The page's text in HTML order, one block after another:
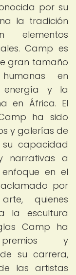
por su
la tradición
elementos
Camp es
gran tamaño
en
energía y la
en África. El
ha sido
y galerías de
capacidad
narrativas a
en el
por
quienes
la escultura
Camp ha
y
su carrera,
las artistas